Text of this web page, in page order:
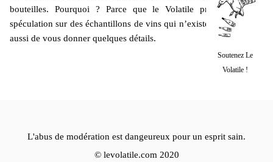
bouteilles. Pourquoi ? Parce que le Volatile préfère. Pas de
spéculation sur des échantillons de vins qui n’existent pas. Il tente
aussi de vous donner quelques détails.
L'abus de modération est dangeureux pour un esprit sain.
© levolatile.com 2020
Soutenez Le
Volatile !